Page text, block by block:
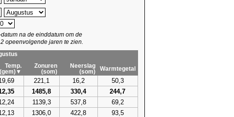
na de einddatum om de
opeenvolgende jaren te zien.
Temp.
(gem)▼
Zonuren
(som)
Neerslag
(som)
Warmtegetal
221,1 16,2 50,3
1485,8 330,4 244,7
1139,3 537,8 69,2
1306,0 422,8 93,5